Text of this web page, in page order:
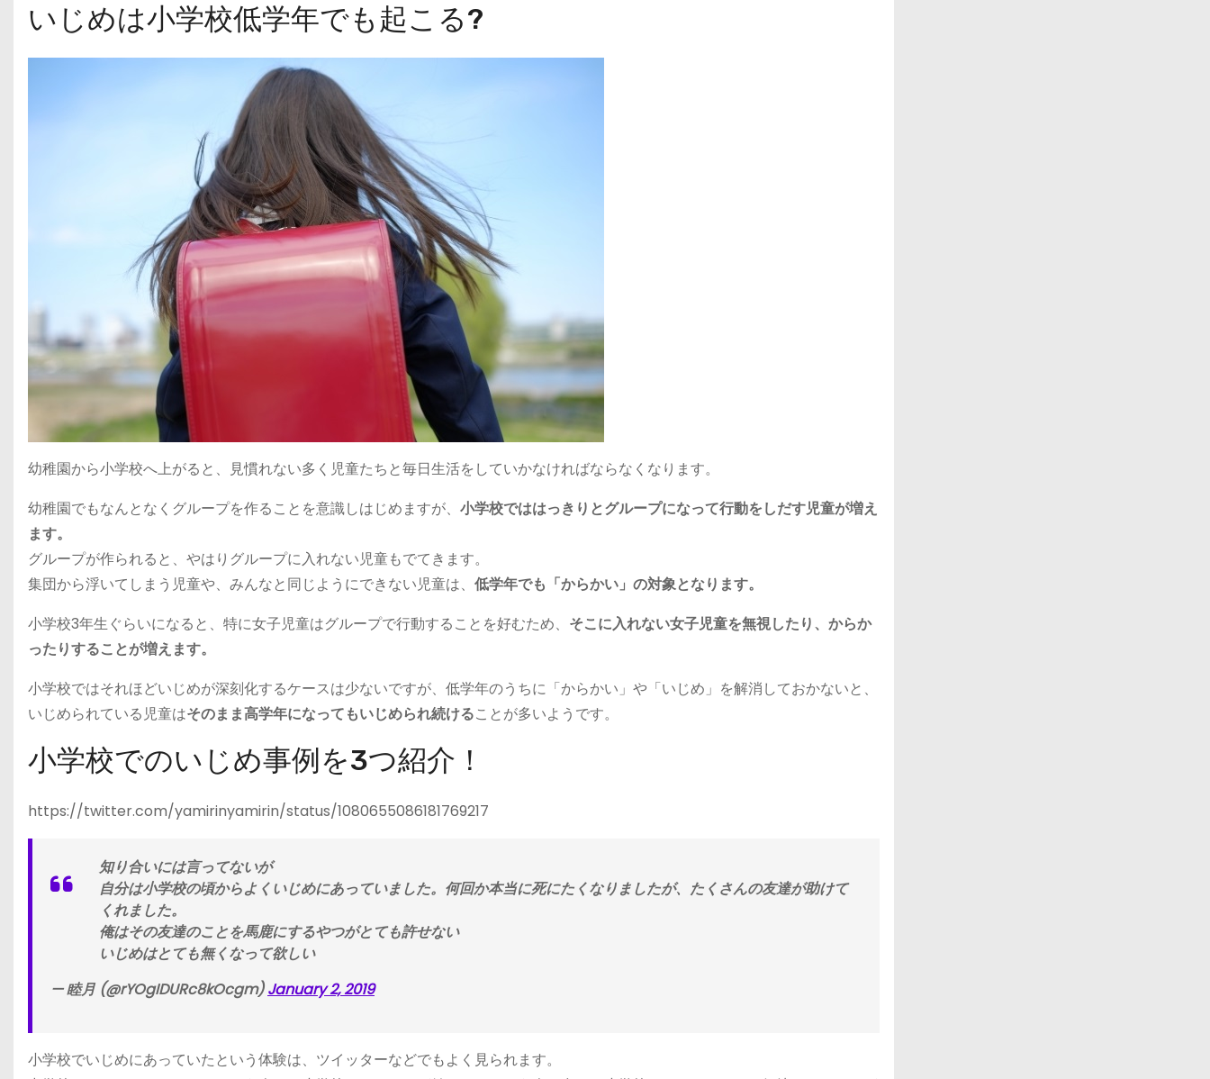
いじめは小学校低学年でも起こる?
幼稚園から小学校へ上がると、見慣れない多く児童たちと毎日生活をしていかなければならなくなります。
幼稚園でもなんとなくグループを作ることを意識しはじめますが、 小学校でははっきりとグループになって行動をしだす児童が増え
ます。
グループが作られると、やはりグループに入れない児童もでてきます。
集団から浮いてしまう児童や、みんなと同じようにできない児童は、 低学年でも「からかい」の対象となります。
小学校3年生ぐらいになると、特に女子児童はグループで行動することを好むため、 そこに入れない女子児童を無視したり、からか
ったりすることが増えます。
小学校ではそれほどいじめが深刻化するケースは少ないですが、低学年のうちに「からかい」や「いじめ」を解消しておかないと、
いじめられている児童はそのまま高学年になってもいじめられ続けることが多いようです。
小学校でのいじめ事例を3つ紹介！
https://twitter.com/yamirinyamirin/status/1080655086181769217
知り合いには言ってないが
自分は小学校の頃からよくいじめにあっていました。何回か本当に死にたくなりましたが、たくさんの友達が助けて
くれました。
俺はその友達のことを馬鹿にするやつがとても許せない
いじめはとても無くなって欲しい
— 睦月 (@rYOgIDURc8kOcgm)January 2, 2019
小学校でいじめにあっていたという体験は、ツイッターなどでもよく見られます。